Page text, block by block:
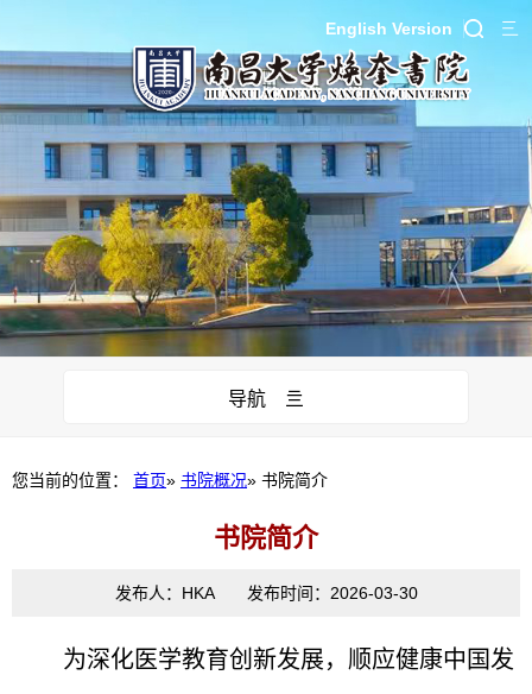
English Version
导航 亖
您当前的位置： 首页» 书院概况» 书院简介
书院简介
发布人：HKA 发布时间：2026-03-30
为深化医学教育创新发展，顺应健康中国发